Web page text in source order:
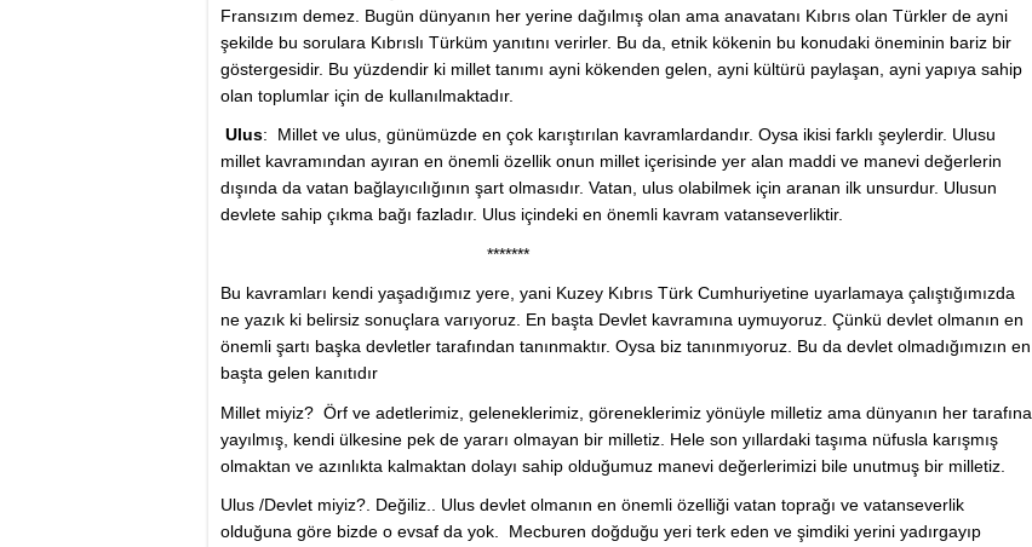
Fransızım demez. Bugün dünyanın her yerine dağılmış olan ama anavatanı Kıbrıs olan Türkler de ayni
şekilde bu sorulara Kıbrıslı Türküm yanıtını verirler. Bu da, etnik kökenin bu konudaki öneminin bariz bir
göstergesidir. Bu yüzdendir ki millet tanımı ayni kökenden gelen, ayni kültürü paylaşan, ayni yapıya sahip
olan toplumlar için de kullanılmaktadır.
Ulus: Millet ve ulus, günümüzde en çok karıştırılan kavramlardandır. Oysa ikisi farklı şeylerdir. Ulusu
millet kavramından ayıran en önemli özellik onun millet içerisinde yer alan maddi ve manevi değerlerin
dışında da vatan bağlayıcılığının şart olmasıdır. Vatan, ulus olabilmek için aranan ilk unsurdur. Ulusun
devlete sahip çıkma bağı fazladır. Ulus içindeki en önemli kavram vatanseverliktir.
*******
Bu kavramları kendi yaşadığımız yere, yani Kuzey Kıbrıs Türk Cumhuriyetine uyarlamaya çalıştığımızda
ne yazık ki belirsiz sonuçlara varıyoruz. En başta Devlet kavramına uymuyoruz. Çünkü devlet olmanın en
önemli şartı başka devletler tarafından tanınmaktır. Oysa biz tanınmıyoruz. Bu da devlet olmadığımızın en
başta gelen kanıtıdır
Millet miyiz? Örf ve adetlerimiz, geleneklerimiz, göreneklerimiz yönüyle milletiz ama dünyanın her tarafına
yayılmış, kendi ülkesine pek de yararı olmayan bir milletiz. Hele son yıllardaki taşıma nüfusla karışmış
olmaktan ve azınlıkta kalmaktan dolayı sahip olduğumuz manevi değerlerimizi bile unutmuş bir milletiz.
Ulus /Devlet miyiz?. Değiliz.. Ulus devlet olmanın en önemli özelliği vatan toprağı ve vatanseverlik
olduğuna göre bizde o evsaf da yok. Mecburen doğduğu yeri terk eden ve şimdiki yerini yadırgayıp